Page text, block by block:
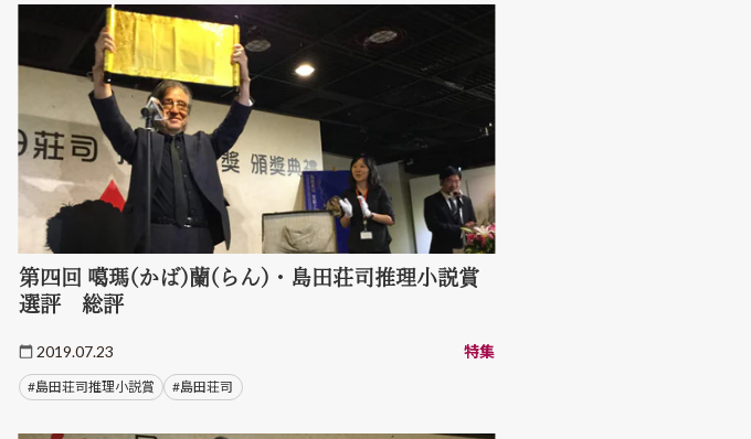
第四回 噶瑪(かば)蘭(らん)・島田荘司推理小説賞
選評 総評
2019.07.23 特集
#島田荘司推理小説賞 #島田荘司